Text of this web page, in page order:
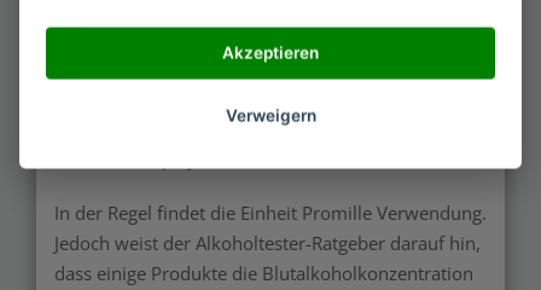
besteht die Möglichkeit, dass mehrere Personen
dieses Element steht der ermittelte Alkoholwert auf
In der Regel findet die Einheit Promille Verwendung.
Jedoch weist der Alkoholtester-Ratgeber darauf hin,
dass einige Produkte die Blutalkoholkonzentration
Akzeptieren
Verweigern